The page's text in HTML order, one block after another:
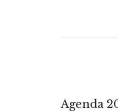
Agenda